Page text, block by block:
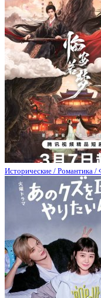
Исторические / Романтика /